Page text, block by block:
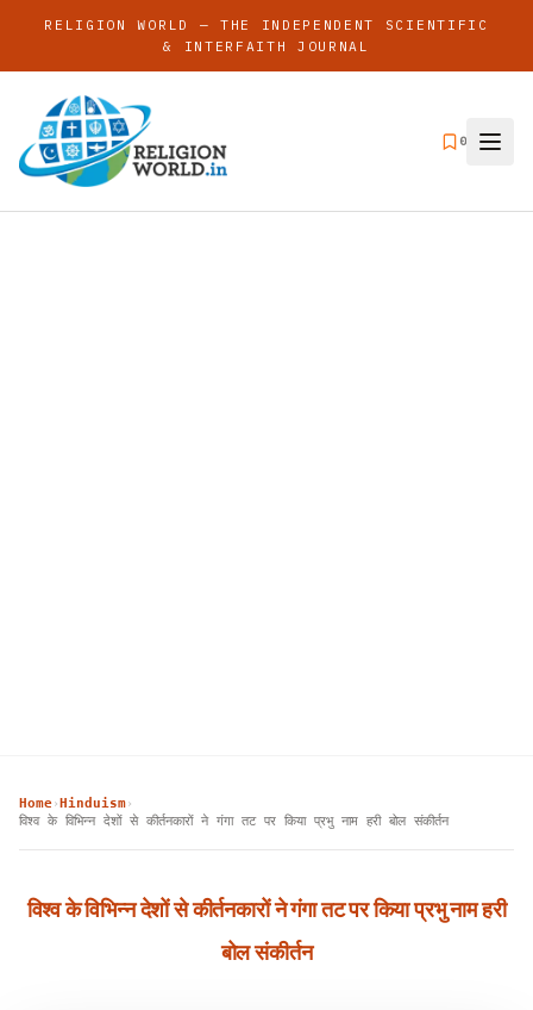
RELIGION WORLD — THE INDEPENDENT SCIENTIFIC
& INTERFAITH JOURNAL
0
Home› Hinduism›
विश्व के विभिन्न देशों से कीर्तनकारों ने गंगा तट पर किया प्रभु नाम हरी बोल संकीर्तन
विश्व के विभिन्न देशों से कीर्तनकारों ने गंगा तट पर किया प्रभु नाम हरी
बोल संकीर्तन